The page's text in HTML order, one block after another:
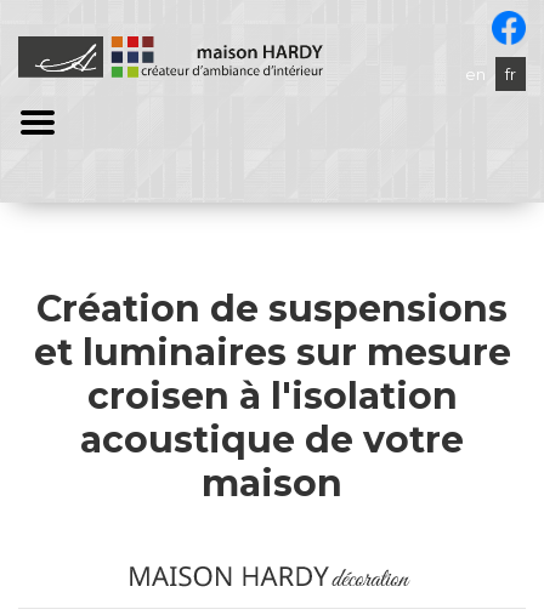
fr
en
Création de suspensions
et luminaires sur mesure
croisen à l'isolation
acoustique de votre
maison